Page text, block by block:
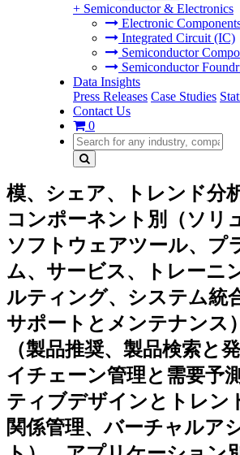
+ Semiconductor & Electronics
Electronic
Integrated Circuit (IC)
Semiconductor
Semiconductor
Data Insights
Press Releases Case Studies
Contact Us
0
模、シェア、トレンド分
コンポーネント別（ソリ
ソフトウェアツール、プ
ム、サービス、トレーニ
ルティング、システム統
サポートとメンテナンス
（製品推奨、製品検索と
イチェーン管理と需要予
ティブデザインとトレン
関係管理、バーチャルア